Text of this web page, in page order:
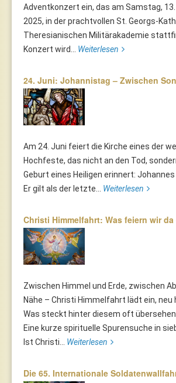
Adventkonzert ein, das am Samstag,
2025, in der prachtvollen St. Georgs-
Theresianischen Militärakademie
Konzert wird... Weiterlesen
24. Juni: Johannistag – Zwischen
Am 24. Juni feiert die Kirche eines der
Hochfeste, das nicht an den Tod,
Geburt eines Heiligen erinnert: Johannes
Er gilt als der letzte... Weiterlesen
Christi Himmelfahrt: Was feiern wir
Zwischen Himmel und Erde, zwischen
Nähe – Christi Himmelfahrt lädt ein, neu
Was steckt hinter diesem oft
Eine kurze spirituelle Spurensuche in
Ist Christi... Weiterlesen
Die 65. Internationale